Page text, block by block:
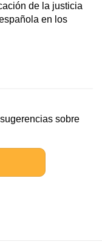
de la justicia
en los
sobre